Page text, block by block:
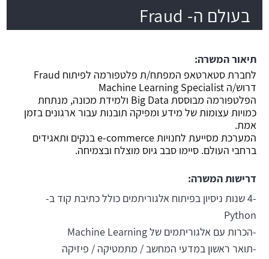
בעולם ה- Fraud
תיאור המשרה:
לחברת סטארטאפ המפתח/ת פלטפורמה לפיתוח Fraud
דרוש/ה Machine Learning Specialist
הפלטפורמה מבוססת Big Data ולמידת מכונה, מנתחת
כמויות עצומות של מידע ומפיקה תובנות עבור ארגונים בזמן
אמת.
המערכת מסייעת לחנויות e-commerce בנקים ותאגידים
ברחבי העולם. סיימו סבב גיוס מוצלח ובצמיחה.
דרישות המשרה:
-4 שנות ניסיון בפיתוח אלגוריתמים כולל כתיבת קוד ב-
Python
-הכרות עם אלגוריתמים של Machine Learning
-תואר ראשון במדעי המחשב / מתמטיקה / פיזיקה